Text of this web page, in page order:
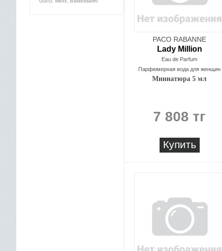
PACO RABANNE
Lady Million
Eau de Parfum
Парфюмерная вода для женщин
Миниатюра 5 мл
7 808 тг
Купить